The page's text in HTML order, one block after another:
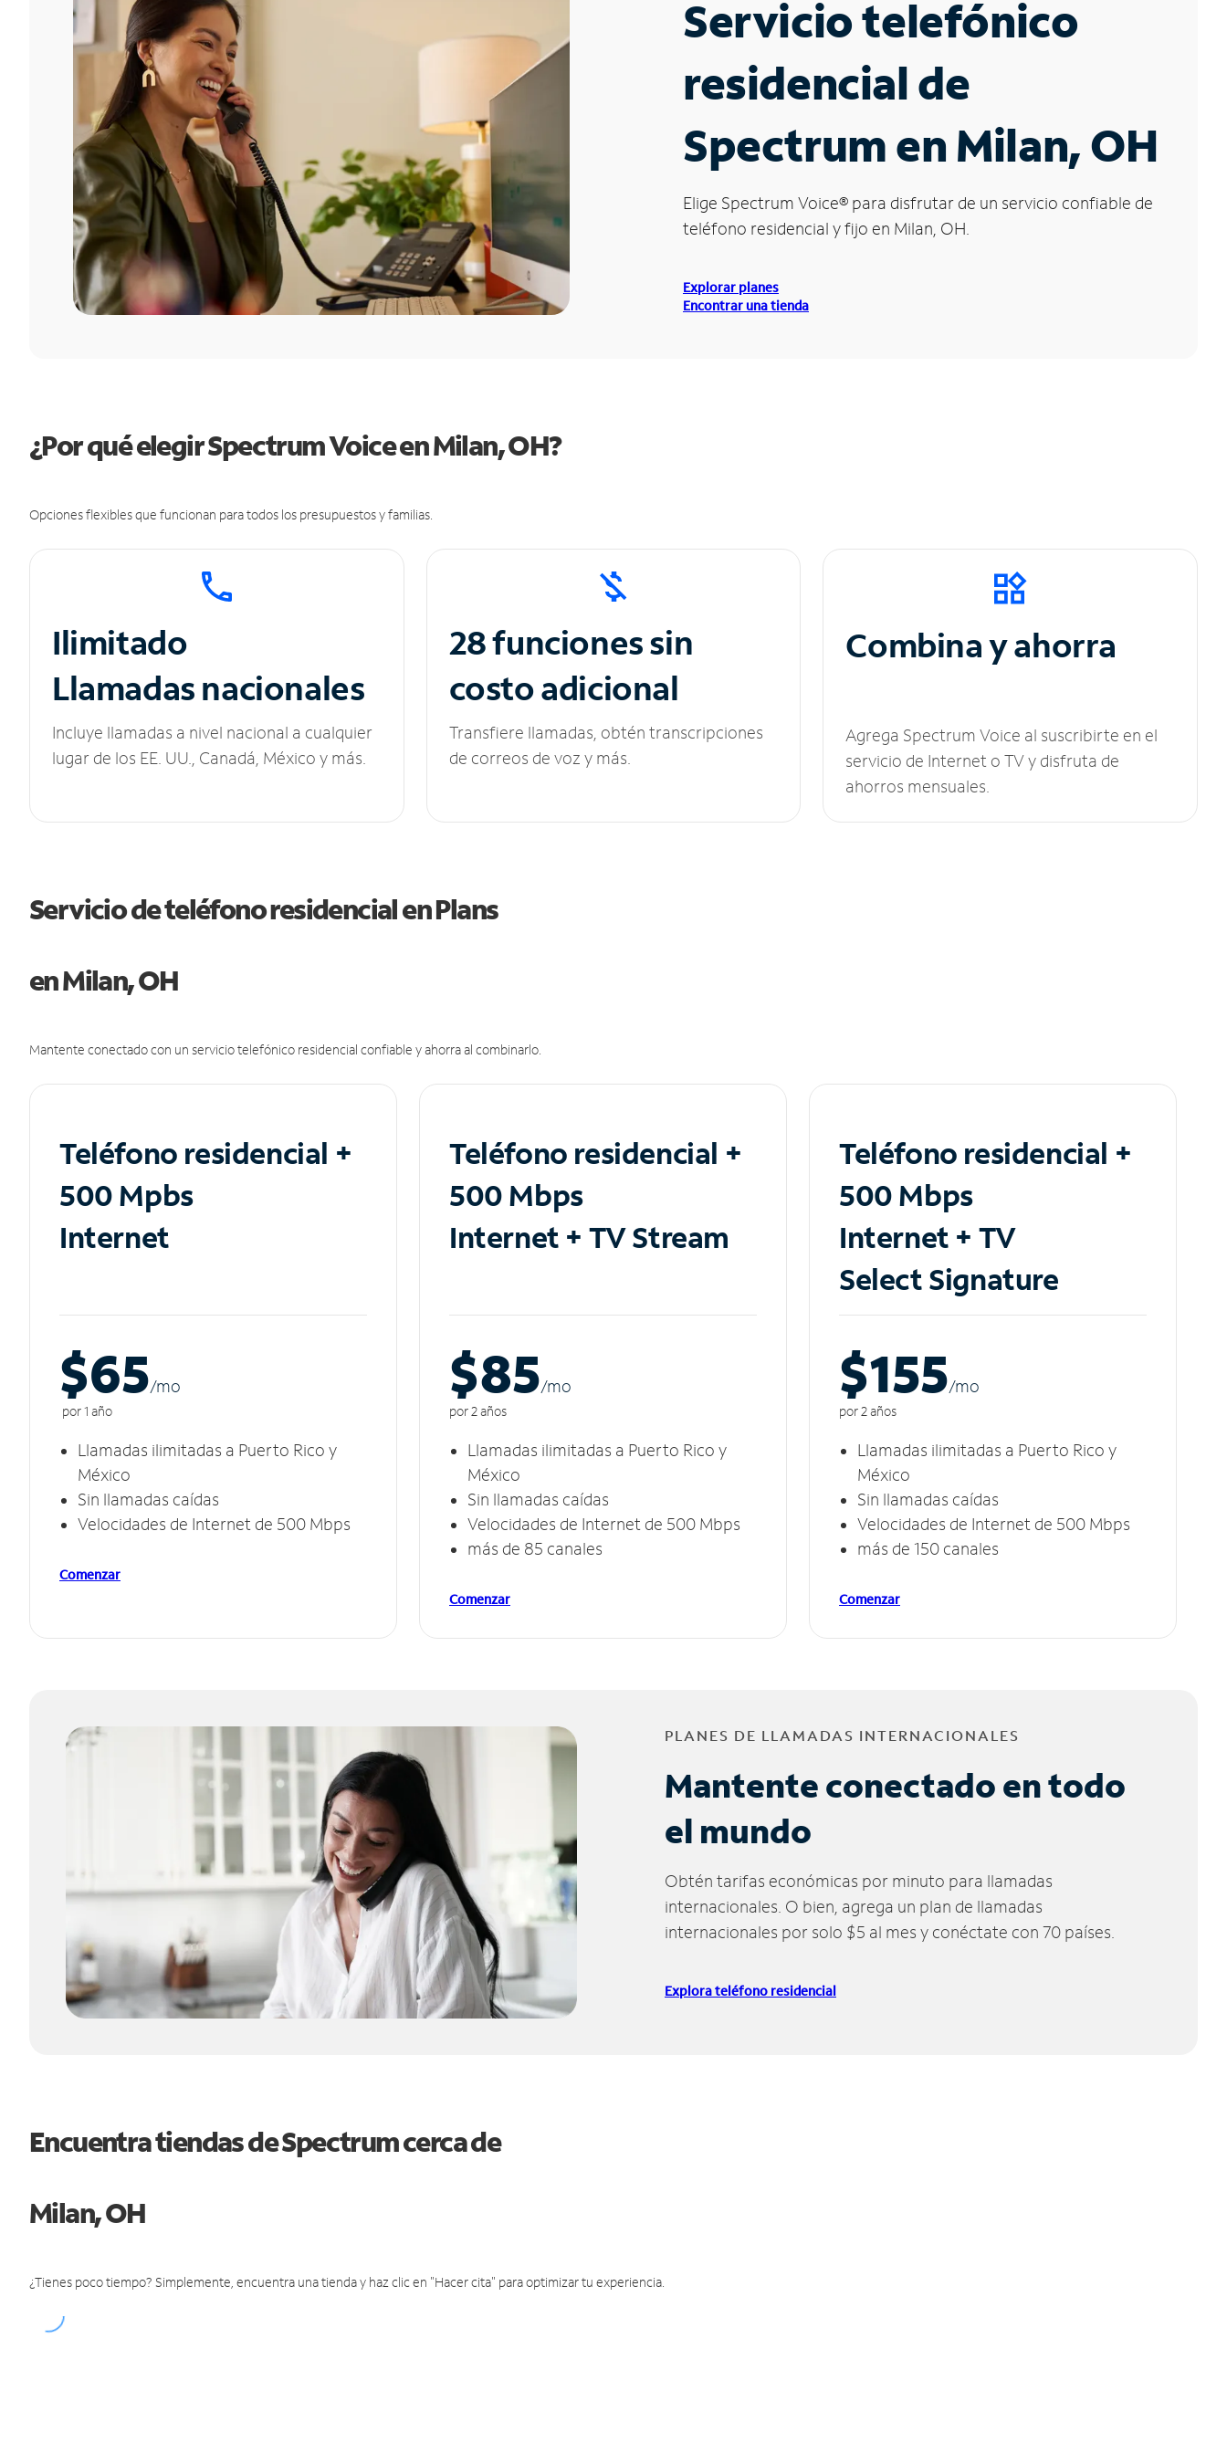
Servicio telefónico
residencial de
Spectrum en Milan, OH
Elige Spectrum Voice® para disfrutar de un servicio confiable de
teléfono residencial y fijo en Milan, OH.
Explorar planes
Encontrar una tienda
¿Por qué elegir Spectrum Voice en Milan, OH?
Opciones flexibles que funcionan para todos los presupuestos y familias.
Ilimitado
Llamadas nacionales
Incluye llamadas a nivel nacional a cualquier
lugar de los EE. UU., Canadá, México y más.
28 funciones sin
costo adicional
Transfiere llamadas, obtén transcripciones
de correos de voz y más.
Combina y ahorra
Agrega Spectrum Voice al suscribirte en el
servicio de Internet o TV y disfruta de
ahorros mensuales.
Servicio de teléfono residencial en Plans
en Milan, OH
Mantente conectado con un servicio telefónico residencial confiable y ahorra al combinarlo.
Teléfono residencial +
500 Mpbs
Internet
$65/mo
por 1 año
Llamadas ilimitadas a Puerto Rico y
México
Sin llamadas caídas
Velocidades de Internet de 500 Mbps
Comenzar
Teléfono residencial +
500 Mbps
Internet + TV Stream
$85/mo
por 2 años
Llamadas ilimitadas a Puerto Rico y
México
Sin llamadas caídas
Velocidades de Internet de 500 Mbps
más de 85 canales
Comenzar
Teléfono residencial +
500 Mbps
Internet + TV
Select Signature
$155/mo
por 2 años
Llamadas ilimitadas a Puerto Rico y
México
Sin llamadas caídas
Velocidades de Internet de 500 Mbps
más de 150 canales
Comenzar
PLANES DE LLAMADAS INTERNACIONALES
Mantente conectado en todo
el mundo
Obtén tarifas económicas por minuto para llamadas
internacionales. O bien, agrega un plan de llamadas
internacionales por solo $5 al mes y conéctate con 70 países.
Explora teléfono residencial
Encuentra tiendas de Spectrum cerca de
Milan, OH
¿Tienes poco tiempo? Simplemente, encuentra una tienda y haz clic en "Hacer cita" para optimizar tu experiencia.